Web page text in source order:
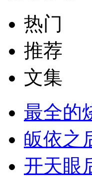
热门
推荐
文集
最全的
皈依之
开天眼